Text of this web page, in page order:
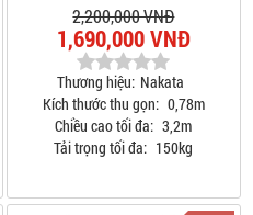
2,200,000 VNĐ
1,690,000 VNĐ
Thương hiệu: Nakata
Kích thước thu gọn: 0,78m
Chiều cao tối đa: 3,2m
Tải trọng tối đa: 150kg